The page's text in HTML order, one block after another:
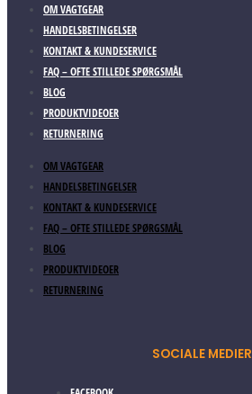
OM VAGTGEAR
HANDELSBETINGELSER
KONTAKT & KUNDESERVICE
FAQ – OFTE STILLEDE SPØRGSMÅL
BLOG
PRODUKTVIDEOER
RETURNERING
OM VAGTGEAR
HANDELSBETINGELSER
KONTAKT & KUNDESERVICE
FAQ – OFTE STILLEDE SPØRGSMÅL
BLOG
PRODUKTVIDEOER
RETURNERING
SOCIALE MEDIER